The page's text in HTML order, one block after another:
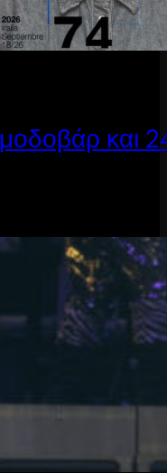
και 24